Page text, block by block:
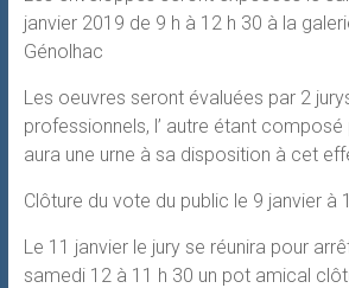
janvier 2019 de 9 h à 12 h 30 à la
Génolhac
Les oeuvres seront évaluées par 2
professionnels, l’ autre étant composé
aura une urne à sa disposition à cet
Clôture du vote du public le 9 janvier à
Le 11 janvier le jury se réunira pour
samedi 12 à 11 h 30 un pot amical